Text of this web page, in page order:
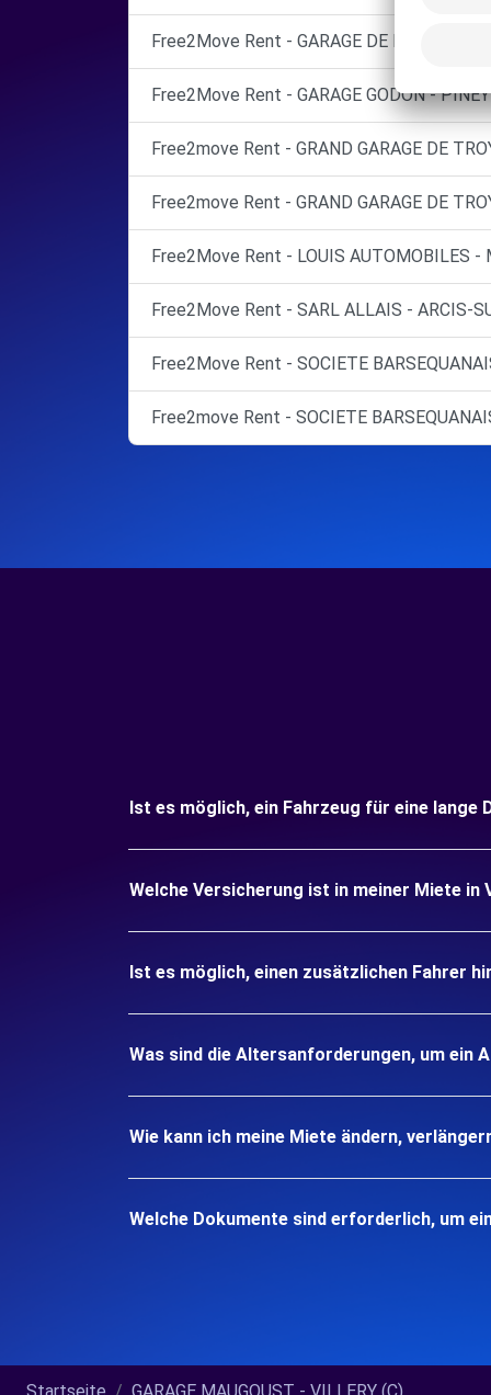
Free2Move Rent - GARAGE DE L'EUROPE -
Free2Move Rent - GARAGE GODON -
Free2move Rent - GRAND GARAGE DE
Free2move Rent - GRAND GARAGE DE
Free2Move Rent - LOUIS AUTOMOBILES -
Free2Move Rent - SARL ALLAIS - ARCIS-
Free2Move Rent - SOCIETE
Free2move Rent - SOCIETE
Ist es möglich, ein Fahrzeug für eine lange
Welche Versicherung ist in meiner Miete in
Ist es möglich, einen zusätzlichen Fahrer
Was sind die Altersanforderungen, um ein
Wie kann ich meine Miete ändern,
Welche Dokumente sind erforderlich, um